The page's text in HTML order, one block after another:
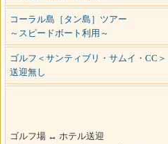
コーラル島［タン島］ツアー
～スピードボート利用～
ゴルフ＜サンティブリ・サムイ・CC＞
送迎無し
ゴルフ場 ↔ ホテル送迎